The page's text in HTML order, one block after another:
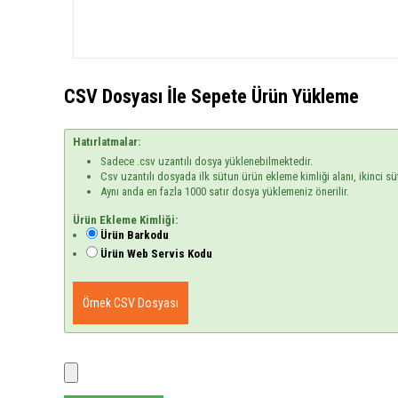
CSV Dosyası İle Sepete Ürün Yükleme
Hatırlatmalar:
Sadece .csv uzantılı dosya yüklenebilmektedir.
Csv uzantılı dosyada ilk sütun ürün ekleme kimliği alanı, ikinci
Aynı anda en fazla 1000 satır dosya yüklemeniz önerilir.
Ürün Ekleme Kimliği:
Ürün Barkodu
Ürün Web Servis Kodu
Örnek CSV Dosyası